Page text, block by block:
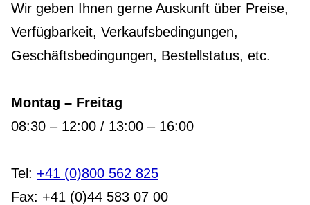
Wir geben Ihnen gerne Auskunft über Preise,
Verfügbarkeit, Verkaufsbedingungen,
Geschäftsbedingungen, Bestellstatus, etc.
Montag – Freitag
08:30 – 12:00 / 13:00 – 16:00
Tel: +41 (0)800 562 825
Fax: +41 (0)44 583 07 00